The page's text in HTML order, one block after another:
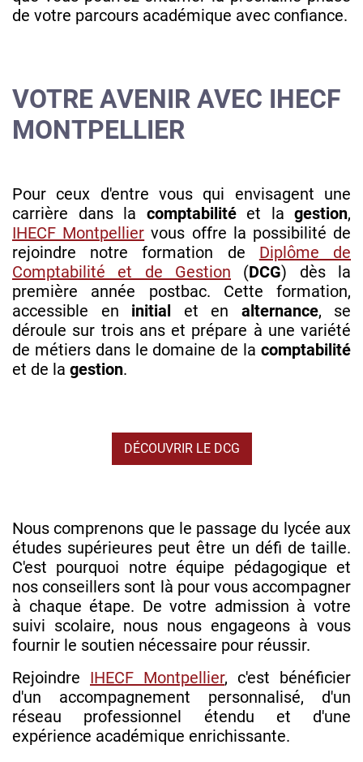
de votre parcours académique avec confiance.
VOTRE AVENIR AVEC IHECF
MONTPELLIER
Pour ceux d'entre vous qui envisagent une
carrière dans la comptabilité et la gestion,
IHECF Montpellier vous offre la possibilité de
rejoindre notre formation de Diplôme de
Comptabilité et de Gestion (DCG) dès la
première année postbac. Cette formation,
accessible en initial et en alternance, se
déroule sur trois ans et prépare à une variété
de métiers dans le domaine de la comptabilité
et de la gestion.
DÉCOUVRIR LE DCG
Nous comprenons que le passage du lycée aux
études supérieures peut être un défi de taille.
C'est pourquoi notre équipe pédagogique et
nos conseillers sont là pour vous accompagner
à chaque étape. De votre admission à votre
suivi scolaire, nous nous engageons à vous
fournir le soutien nécessaire pour réussir.
Rejoindre IHECF Montpellier, c'est bénéficier
d'un accompagnement personnalisé, d'un
réseau professionnel étendu et d'une
expérience académique enrichissante.